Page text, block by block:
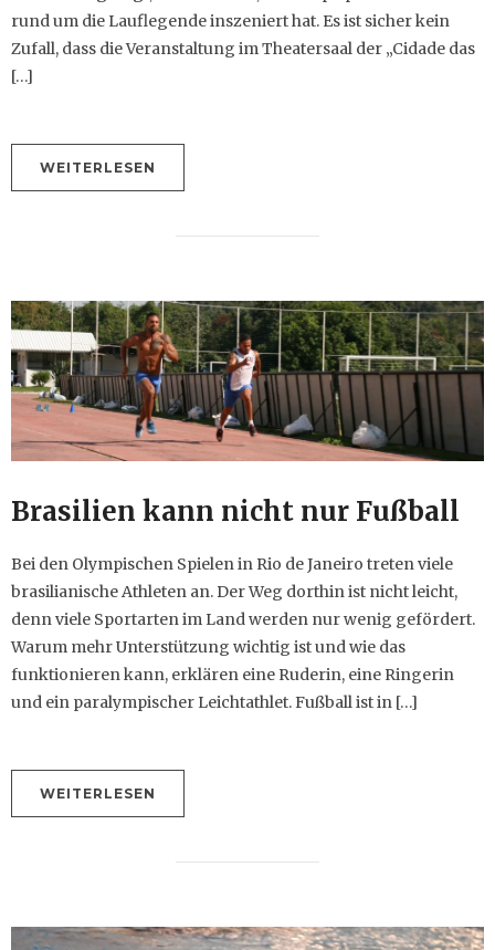
rund um die Lauflegende inszeniert hat. Es ist sicher kein
Zufall, dass die Veranstaltung im Theatersaal der „Cidade das
[…]
WEITERLESEN
Brasilien kann nicht nur Fußball
Bei den Olympischen Spielen in Rio de Janeiro treten viele
brasilianische Athleten an. Der Weg dorthin ist nicht leicht,
denn viele Sportarten im Land werden nur wenig gefördert.
Warum mehr Unterstützung wichtig ist und wie das
funktionieren kann, erklären eine Ruderin, eine Ringerin
und ein paralympischer Leichtathlet. Fußball ist in […]
WEITERLESEN